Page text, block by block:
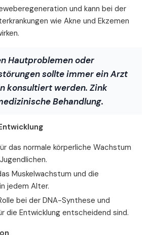
von Frauenund kann bei der
wie Akne und Ekzemen
Hautproblemen oder
sollte immer ein Arzt
konsultiert werden. Zink
Behandlung.
das normale körperliche Wachstum
Muskelwachstum und die
jedem Alter.
bei der DNA-Synthese und
die Entwicklung entscheidend sind.